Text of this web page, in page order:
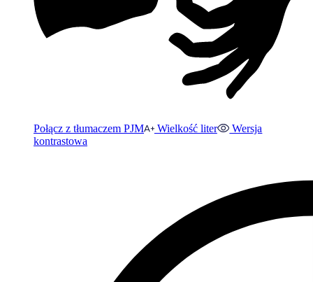
Połącz z tłumaczem PJM Wielkość liter
Wersja
kontrastowa